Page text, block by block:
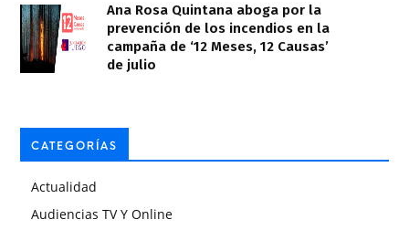
Ana Rosa Quintana aboga por la
prevención de los incendios en la
campaña de ‘12 Meses, 12 Causas’
de julio
CATEGORÍAS
Actualidad
Audiencias TV Y Online